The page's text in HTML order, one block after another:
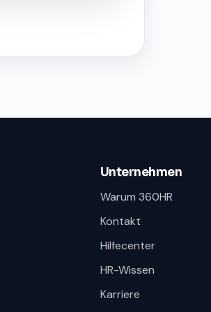
Unternehmen
Warum 360HR
Kontakt
Hilfecenter
HR-Wissen
Karriere